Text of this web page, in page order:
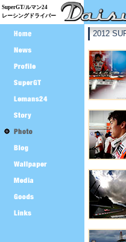
SuperGT/ルマン24
レーシングドライバー
2012